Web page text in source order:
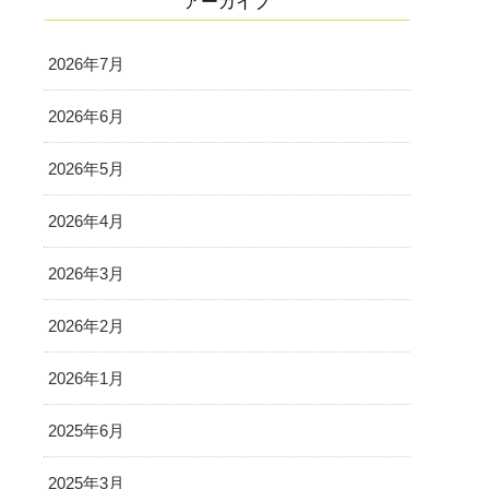
2026年7月
2026年6月
2026年5月
2026年4月
2026年3月
2026年2月
2026年1月
2025年6月
2025年3月